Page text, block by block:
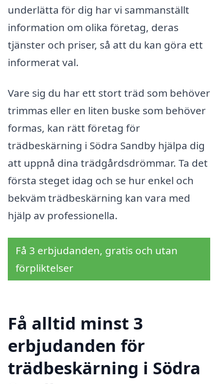
underlätta för dig har vi sammanställt
information om olika företag, deras
tjänster och priser, så att du kan göra ett
informerat val.
Vare sig du har ett stort träd som behöver
trimmas eller en liten buske som behöver
formas, kan rätt företag för
trädbeskärning i Södra Sandby hjälpa dig
att uppnå dina trädgårdsdrömmar. Ta det
första steget idag och se hur enkel och
bekväm trädbeskärning kan vara med
hjälp av professionella.
Få 3 erbjudanden, gratis och utan
förpliktelser
Få alltid minst 3
erbjudanden för
trädbeskärning i Södra